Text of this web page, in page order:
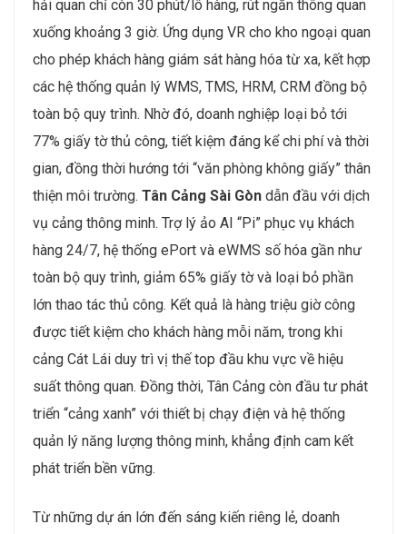
hải quan chỉ còn 30 phút/lô hàng, rút ngắn thông quan
xuống khoảng 3 giờ. Ứng dụng VR cho kho ngoại quan
cho phép khách hàng giám sát hàng hóa từ xa, kết hợp
các hệ thống quản lý WMS, TMS, HRM, CRM đồng bộ
toàn bộ quy trình. Nhờ đó, doanh nghiệp loại bỏ tới
77% giấy tờ thủ công, tiết kiệm đáng kể chi phí và thời
gian, đồng thời hướng tới “văn phòng không giấy” thân
thiện môi trường. Tân Cảng Sài Gòn dẫn đầu với dịch
vụ cảng thông minh. Trợ lý ảo AI “Pi” phục vụ khách
hàng 24/7, hệ thống ePort và eWMS số hóa gần như
toàn bộ quy trình, giảm 65% giấy tờ và loại bỏ phần
lớn thao tác thủ công. Kết quả là hàng triệu giờ công
được tiết kiệm cho khách hàng mỗi năm, trong khi
cảng Cát Lái duy trì vị thế top đầu khu vực về hiệu
suất thông quan. Đồng thời, Tân Cảng còn đầu tư phát
triển “cảng xanh” với thiết bị chạy điện và hệ thống
quản lý năng lượng thông minh, khẳng định cam kết
phát triển bền vững.
Từ những dự án lớn đến sáng kiến riêng lẻ, doanh